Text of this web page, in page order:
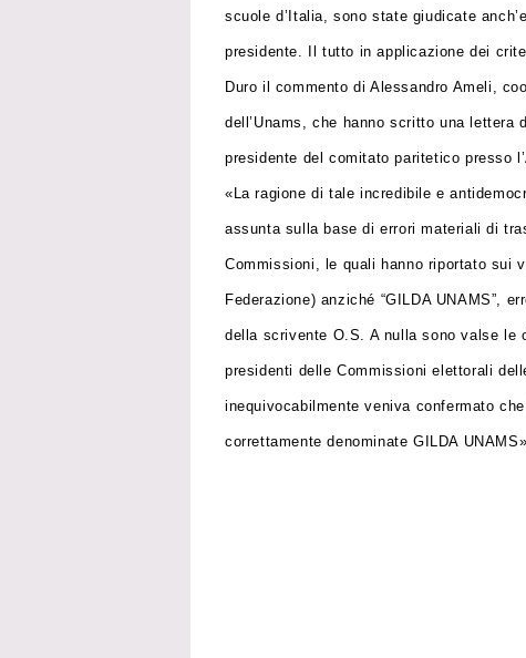
scuole d’Italia, sono state giudicate
presidente. Il tutto in applicazione dei
Duro il commento di Alessandro Ameli,
dell’Unams, che hanno scritto una
presidente del comitato paritetico presso
«La ragione di tale incredibile e
assunta sulla base di errori materiali di
Commissioni, le quali hanno riportato sui
Federazione) anziché “GILDA UNAMS”,
della scrivente O.S. A nulla sono valse le
presidenti delle Commissioni elettorali
inequivocabilmente veniva confermato
correttamente denominate GILDA